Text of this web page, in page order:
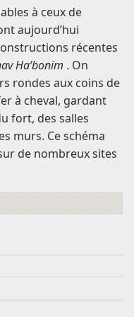
à ceux de
aujourd’hui
récentes
Ha’bonim . On
rondes aux coins de
à cheval, gardant
fort, des salles
murs. Ce schéma
de nombreux sites